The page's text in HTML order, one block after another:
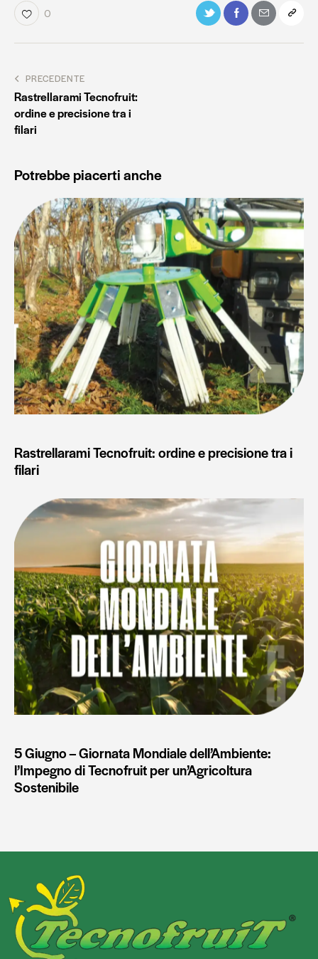
0
PRECEDENTE
Rastrellarami Tecnofruit:
ordine e precisione tra i
filari
Potrebbe piacerti anche
Rastrellarami Tecnofruit: ordine e precisione tra i
filari
5 Giugno – Giornata Mondiale dell’Ambiente:
l’Impegno di Tecnofruit per un’Agricoltura
Sostenibile